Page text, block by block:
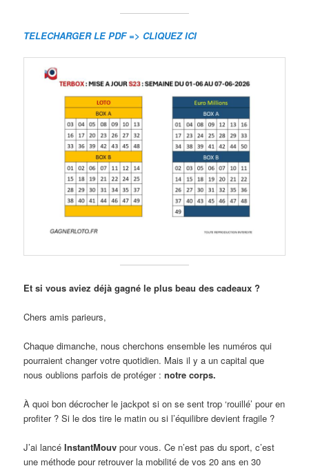
TELECHARGER LE PDF => CLIQUEZ ICI
Et si vous aviez déjà gagné le plus beau des cadeaux ?
Chers amis parieurs,
Chaque dimanche, nous cherchons ensemble les numéros qui
pourraient changer votre quotidien. Mais il y a un capital que
nous oublions parfois de protéger :notre corps.
À quoi bon décrocher le jackpot si on se sent trop ‘rouillé’ pour en
profiter ? Si le dos tire le matin ou si l’équilibre devient fragile ?
J’ai lancéInstantMouv pour vous. Ce n’est pas du sport, c’est
une méthode pour retrouver la mobilité de vos 20 ans en 30